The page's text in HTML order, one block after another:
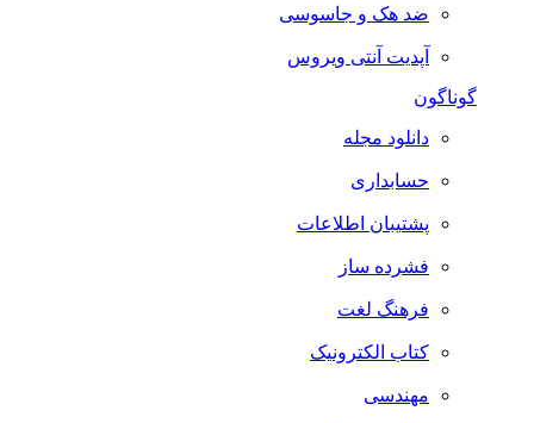
ضد هک و جاسوسی
آپدیت آنتی ویروس
گوناگون
دانلود مجله
حسابداری
پشتیبان اطلاعات
فشرده ساز
فرهنگ لغت
کتاب الکترونیک
مهندسی